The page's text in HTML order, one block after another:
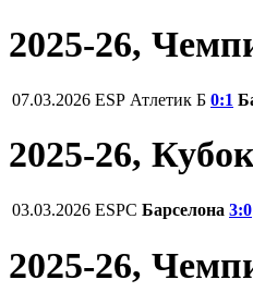
2025-26,
07.03.2026 ESP Атлетик Б 0:1
2025-26,
03.03.2026 ESPC Барселона 3:0
2025-26,